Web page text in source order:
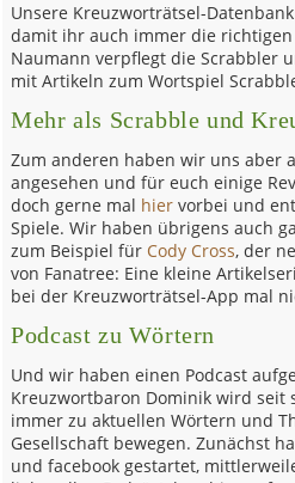
Unsere Kreuzworträtsel-
damit ihr auch immer die
Naumann verpflegt die Scrabbler
mit Artikeln zum Wortspiel
Mehr als Scrabble und
Zum anderen haben wir uns aber
angesehen und für euch einige
doch gerne mal hier vorbei und
Spiele. Wir haben übrigens auch
zum Beispiel für Cody Cross, der
von Fanatree: Eine kleine
bei der Kreuzworträtsel-App mal
Podcast zu Wörtern
Und wir haben einen Podcast
Kreuzwortbaron Dominik wird seit
immer zu aktuellen Wörtern und
Gesellschaft bewegen. Zunächst
und facebook gestartet,